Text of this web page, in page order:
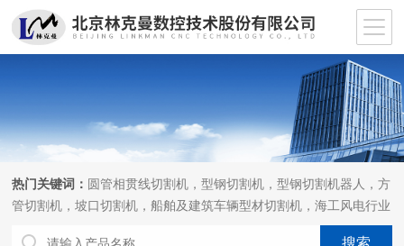
热门关键词： 圆管相贯线切割机，型钢切割机，型钢切割机器人，方
管切割机，坡口切割机，船舶及建筑车辆型材切割机，海工风电行业